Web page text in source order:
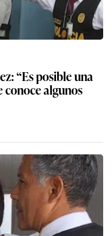
“Es posible una
algunos